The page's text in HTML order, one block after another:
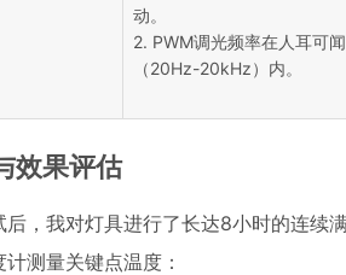
动。
2. PWM调光频率在人耳可
（20Hz-20kHz）内。
效果评估
后，我对灯具进行了长达8小时的连续
测量关键点温度：